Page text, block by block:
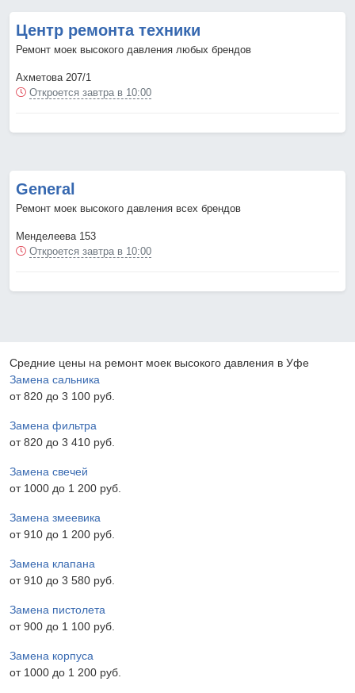
Центр ремонта техники
Ремонт моек высокого давления любых брендов
Ахметова 207/1
Откроется завтра в 10:00
General
Ремонт моек высокого давления всех брендов
Менделеева 153
Откроется завтра в 10:00
Средние цены на ремонт моек высокого давления в Уфе
Замена сальника
от 820 до 3 100 pyб.
Замена фильтра
от 820 до 3 410 pyб.
Замена свечей
от 1000 до 1 200 pyб.
Замена змеевика
от 910 до 1 200 pyб.
Замена клапана
от 910 до 3 580 pyб.
Замена пистолета
от 900 до 1 100 pyб.
Замена корпуса
от 1000 до 1 200 pyб.